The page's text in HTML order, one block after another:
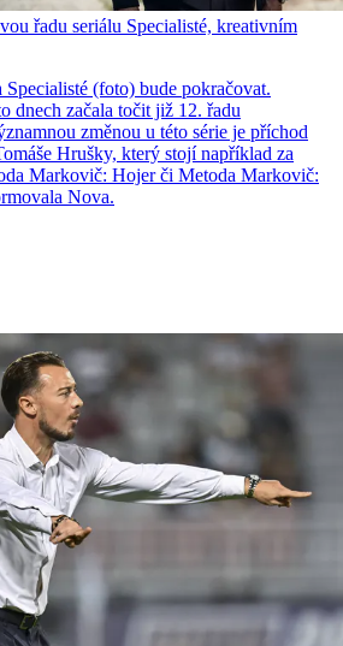
řadu seriálu Specialisté, kreativním
(foto) bude pokračovat.
dnech začala točit již 12. řadu
změnou u této série je příchod
Hrušky, který stojí například za
Markovič: Hojer či Metoda Markovič:
Nova.